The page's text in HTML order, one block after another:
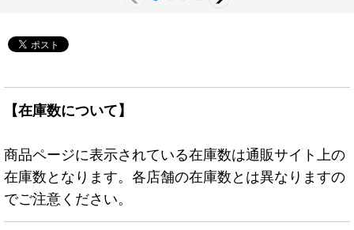
【在庫数について】
商品ページに表示されている在庫数は通販サイト上の
在庫数となります。各店舗の在庫数とは異なりますの
でご注意ください。